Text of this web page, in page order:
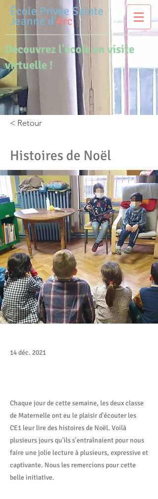
École Privée Sainte
Jeanne d'Arc
Découvrez l'école en visite
virtuelle !
< Retour
Histoires de Noël
14 déc. 2021
Chaque jour de cette semaine, les deux classe
de Maternelle ont eu le plaisir d'écouter les
CE1 leur lire des histoires de Noël. Voilà
plusieurs jours qu'ils s'entraînaient pour nous
faire une jolie lecture à plusieurs, expressive et
captivante. Nous les remercions pour cette
belle initiative.